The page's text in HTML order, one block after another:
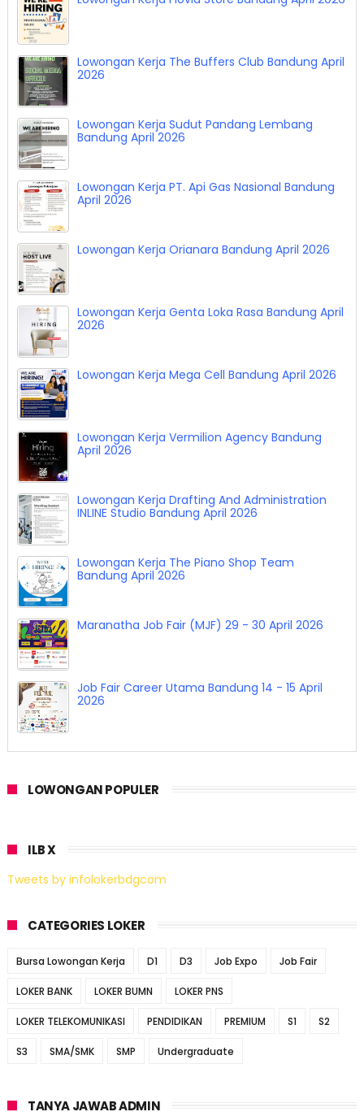
Lowongan Kerja The Buffers Club Bandung April
2026
Lowongan Kerja Sudut Pandang Lembang
Bandung April 2026
Lowongan Kerja PT. Api Gas Nasional Bandung
April 2026
Lowongan Kerja Orianara Bandung April 2026
Lowongan Kerja Genta Loka Rasa Bandung April
2026
Lowongan Kerja Mega Cell Bandung April 2026
Lowongan Kerja Vermilion Agency Bandung
April 2026
Lowongan Kerja Drafting And Administration
INLINE Studio Bandung April 2026
Lowongan Kerja The Piano Shop Team
Bandung April 2026
Maranatha Job Fair (MJF) 29 - 30 April 2026
Job Fair Career Utama Bandung 14 - 15 April
2026
LOWONGAN POPULER
ILB X
Tweets by infolokerbdgcom
CATEGORIES LOKER
Bursa Lowongan Kerja D1 D3 Job Expo Job Fair
LOKER BANK LOKER BUMN LOKER PNS
LOKER TELEKOMUNIKASI PENDIDIKAN PREMIUM S1 S2
S3 SMA/SMK SMP Undergraduate
TANYA JAWAB ADMIN